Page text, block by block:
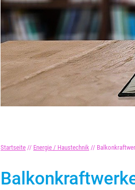
Startseite // Energie / Haustechnik //